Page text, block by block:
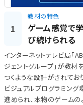
1
教材の特色
ゲーム感覚で
び続けられる
インターネットテレビ局「
ジェントグループ」が教材
つくような設計がされてお
ビジュアルプログラミン
進められ、本物のゲームの